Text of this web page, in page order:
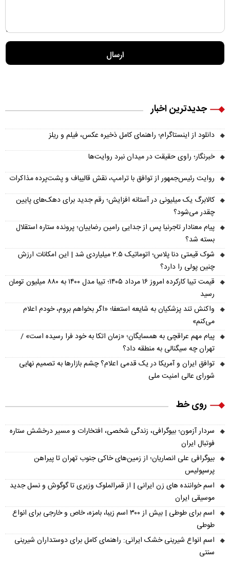
جدیدترین اخبار
دانلود از اینستاگرام؛ راهنمای کامل ذخیره عکس، فیلم و ریلز
خبرنگار؛ راوی حقیقت در میدان نبرد روایت‌ها
روایت رئیس‌جمهور از توافق با ترامپ، نقش قالیباف و پشت‌پرده مذاکرات
کالابرگ یک میلیونی در آستانه افزایش؛ رقم جدید برای دهک‌های پایین
چقدر می‌شود؟
پیام معنادار تاجرنیا پس از جدایی رامین رضاییان؛ پرونده ستاره استقلال
بسته شد؟
شوک قیمتی دنا پلاس؛ اتوماتیک ۲.۵ میلیاردی شد | این امکانات ارزش
چنین پولی را دارد؟
قیمت تیبا کارکرده امروز ۱۶ مرداد ۱۴۰۵؛ تیبا مدل ۱۴۰۰ به ۸۸۰ میلیون تومان
رسید
واکنش تند پزشکیان به شایعه استعفا؛ «اگر بخواهم بروم، خودم اعلام
می‌کنم»
پیام مهم عراقچی به همسایگان؛ «زمان اتکا به خود فرا رسیده است» /
تهران چه سیگنالی به منطقه داد؟
توافق ایران و آمریکا در یک قدمی اعلام؟ چشم بازارها به تصمیم نهایی
شورای عالی امنیت ملی
روی خط
سردار آزمون؛ بیوگرافی، زندگی شخصی، افتخارات و مسیر درخشش ستاره
فوتبال ایران
بیوگرافی علی انصاریان؛ از زمین‌های خاکی جنوب تهران تا پیراهن
پرسپولیس
اسم خواننده های زن ایرانی | از قمرالملوک وزیری تا گوگوش و نسل جدید
موسیقی ایران
اسم برای طوطی | بیش از ۳۰۰ اسم زیبا، بامزه، خاص و خارجی برای انواع
طوطی
اسم انواع شیرینی خشک ایرانی: راهنمای کامل برای دوستداران شیرینی
سنتی